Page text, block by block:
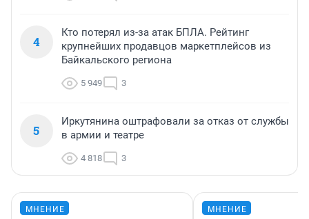
4
Кто потерял из-за атак БПЛА. Рейтинг
крупнейших продавцов маркетплейсов из
Байкальского региона
5 949 3
5
Иркутянина оштрафовали за отказ от службы
в армии и театре
4 818 3
МНЕНИЕ МНЕНИЕ